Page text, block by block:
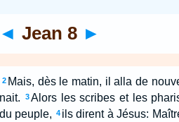
◄ Jean 8 ►
2 Mais, dès le matin, il alla de
3Alors les scribes et les
peuple, 4 ils dirent à Jésus: